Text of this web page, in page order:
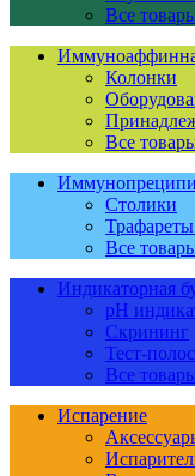
Все
Колонки
Все
Столики
Все
Индикаторная
pH
Скрининг
Тест-
Все
Испарение